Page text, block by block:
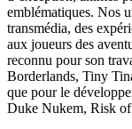
emblématiques. Nos
transmédia, des
aux joueurs des
reconnu pour son
Borderlands, Tiny
que pour le
Duke Nukem, Risk